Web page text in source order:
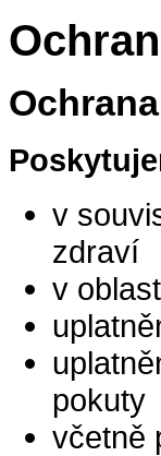
v
zdraví
v
pokuty
včetně